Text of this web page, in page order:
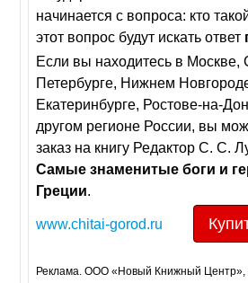
начинается с вопроса: кто
этот вопрос будут искать ответ
Если вы находитесь в Москве,
Петербурге, Нижнем
Екатеринбурге, Ростове-на-
другом регионе России, вы
заказ на книгу Редактор С. С.
Самые знаменитые боги и
Греции.
www.chitai-gorod.ru
Реклама. ООО «Новый Книжный